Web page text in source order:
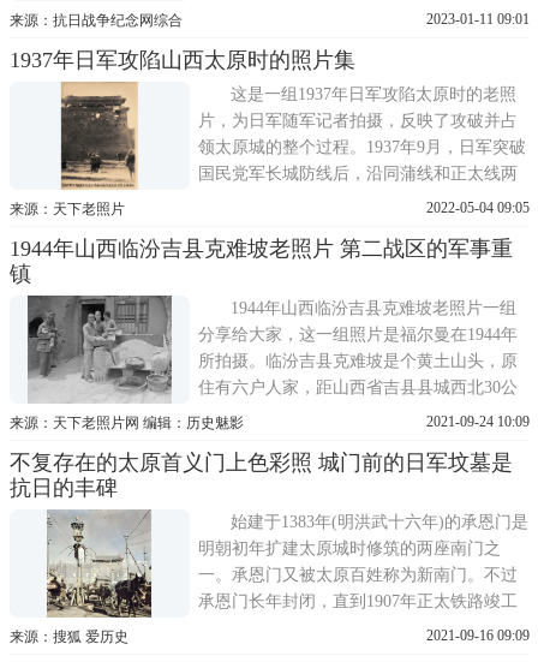
长林彪、副师长聂荣臻指挥，充分发挥近战
进行的一次成功伏击战，八路军在平型关取
得首战大捷。该战是八路军115师师长林彪率
领所部，根据中共中
来源：抗日战争纪念网综合 2023-01-11 09:01
1937年日军攻陷山西太原时的照片集
这是一组1937年日军攻陷太原时的老照
片，为日军随军记者拍摄，反映了攻破并占
领太原城的整个过程。1937年9月，日军突破
国民党军长城防线后，沿同蒲线和正太线两
路合击太原。1937年10月下旬，娘子关失
兵临太原城下，7日两路日军在日空军配合
面城垣，守城军队傅作义
来源：天下老照片 2022-05-04 09:05
1944年山西临汾吉县克难坡老照片 第二战区的军事重
镇
1944年山西临汾吉县克难坡老照片一组
分享给大家，这一组照片是福尔曼在1944年
所拍摄。临汾吉县克难坡是个黄土山头，原
住有六户人家，距山西省吉县县城西北30公
里处，西与壶口瀑布相邻，本名南村坡，阎
年阎锡山的第二战区司令官总部、山西省政
里，人称小太原。建筑有阎公
来源：天下老照片网 编辑：历史魅影 2021-09-24 10:09
不复存在的太原首义门上色彩照 城门前的日军坟墓是
抗日的丰碑
始建于1383年(明洪武十六年)的承恩门是
明朝初年扩建太原城时修筑的两座南门之
一。承恩门又被太原百姓称为新南门。不过
承恩门长年封闭，直到1907年正太铁路竣工
后，太原火车站建在承恩门外，这座封闭了
来源：搜狐 爱历史 2021-09-16 09:09